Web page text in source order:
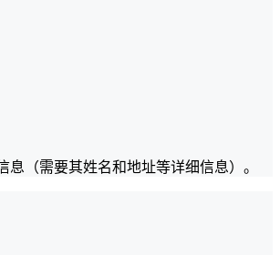
息（需要其姓名和地址等详细信息）。